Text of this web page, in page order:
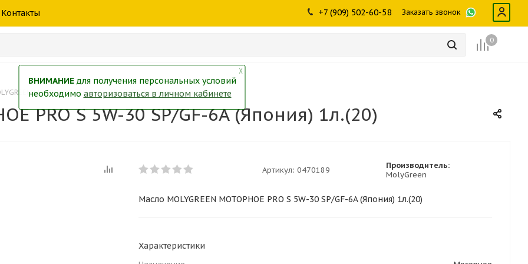
Контакты +7 (909) 502-60-58 Заказать звонок
0
Инструменты
Щетки, скребки,
Лампы
МОТОРНОЕ PRO S 5W-30 SP/GF-6A (Япония) 1л.(20)
PRO S 5W-30 SP/GF-6A (Япония) 1л.(20)
Артикул: 0470189
Производитель:
MolyGreen
Масло MOLYGREEN МОТОРНОЕ PRO S 5W-30 SP/GF-6A (Япония) 1л.(20)
Характеристики
╳
ВНИМАНИЕдля получения персональных условий
необходимо авторизоваться в личном кабинете